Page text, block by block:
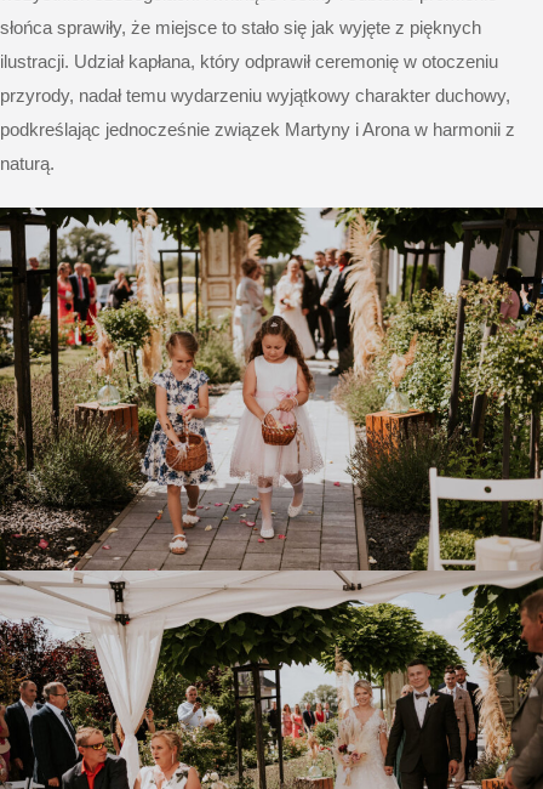
słońca sprawiły, że miejsce to stało się jak wyjęte z pięknych
ilustracji. Udział kapłana, który odprawił ceremonię w otoczeniu
przyrody, nadał temu wydarzeniu wyjątkowy charakter duchowy,
podkreślając jednocześnie związek Martyny i Arona w harmonii z
naturą.